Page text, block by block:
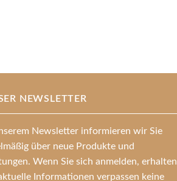
NEWSLETTER
Newsletter informieren wir Sie
über neue Produkte und
Wenn Sie sich anmelden, erhalten
Informationen verpassen keine